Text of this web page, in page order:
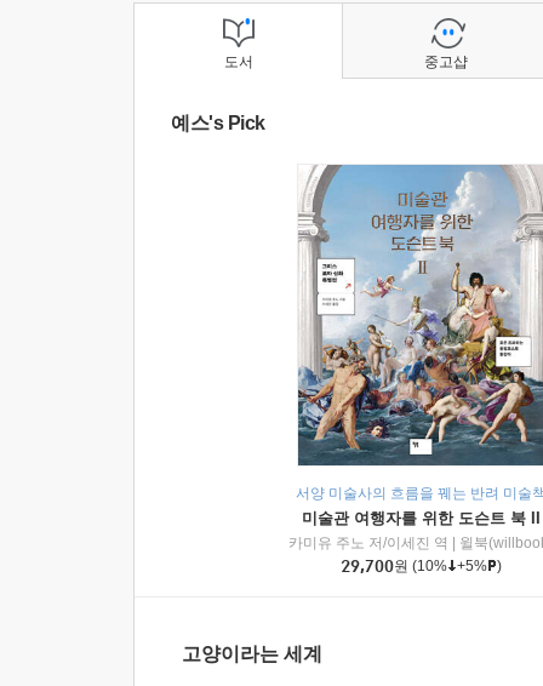
도서
예스's Pick
서양 미술사의 흐름을 꿰는 반려 미술
미술관 여행자를 위한 도슨트 북 II
카미유 주노 저/이세진 역
윌북
29,700원 (10% +5% )
고양이라는 세계
중고샵